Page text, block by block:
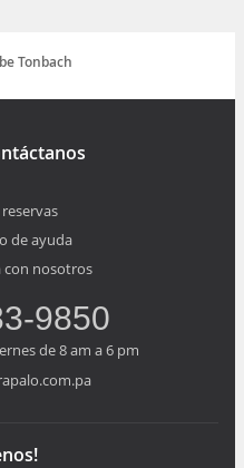
niveles
Tonbach
de ayuda
con nosotros
9850
de 8 am a 6 pm